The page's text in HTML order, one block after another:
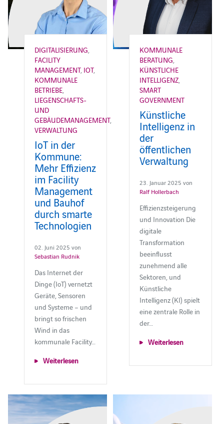
DIGITALISIERUNG,
FACILITY
MANAGEMENT, IOT,
KOMMUNALE
BETRIEBE,
LIEGENSCHAFTS-
UND
GEBÄUDEMANAGEMENT,
VERWALTUNG
IoT in der
Kommune:
Mehr Effizienz
im Facility
Management
und Bauhof
durch smarte
Technologien
02. Juni 2025 von
Sebastian Rudnik
Das Internet der
Dinge (IoT) vernetzt
Geräte, Sensoren
und Systeme – und
bringt so frischen
Wind in das
kommunale Facility…
Weiterlesen
KOMMUNALE
BERATUNG,
KÜNSTLICHE
INTELLIGENZ,
SMART
GOVERNMENT
Künstliche
Intelligenz in
der
öffentlichen
Verwaltung
23. Januar 2025 von
Ralf Hollerbach
Effizienzsteigerung
und Innovation Die
digitale
Transformation
beeinflusst
zunehmend alle
Sektoren, und
Künstliche
Intelligenz (KI) spielt
eine zentrale Rolle in
der…
Weiterlesen